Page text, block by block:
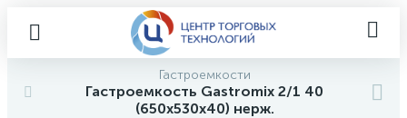
Гастроемкости
Гастроемкость Gastromix 2/1 40
(650х530х40) нерж.